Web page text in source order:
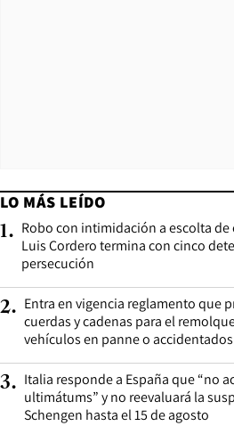
LO MÁS LEÍDO
1. Robo con intimidación a escolta
Luis Cordero termina con cinco
persecución
2. Entra en vigencia reglamento que
cuerdas y cadenas para el
vehículos en panne o accidentados
3. Italia responde a España que “no
ultimátums” y no reevaluará la
Schengen hasta el 15 de agosto